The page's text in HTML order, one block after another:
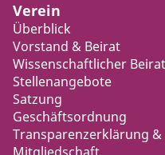
Verein
Überblick
Vorstand & Beirat
Wissenschaftlicher Beirat
Stellenangebote
Satzung
Geschäftsordnung
Transparenzerklärung